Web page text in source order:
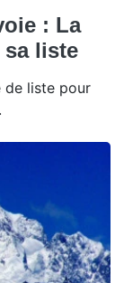
: La
sa liste
de liste pour